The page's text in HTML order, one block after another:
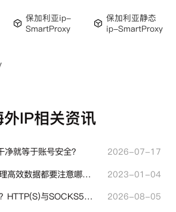
保加利亚ip-
SmartProxy
保加利亚静态
ip-SmartProxy
外IP相关资讯
就等于账号安全？
2026-07-17
想要利用海外住宅代理高效数据都要注意哪些地方？
2023-01-04
出海代理协议怎么选？HTTP(S)与SOCKS5核心差异与选型技巧
2026-08-05